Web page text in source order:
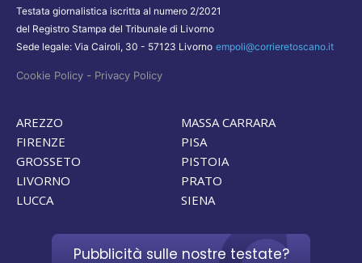
Testata giornalistica iscritta al numero 2/2021
del Registro Stampa del Tribunale di Livorno
Sede legale: Via Cairoli, 30 - 57123 Livorno empoli@corrieretoscano.it
Cookie Policy - Privacy Policy
AREZZO
FIRENZE
GROSSETO
LIVORNO
LUCCA
MASSA CARRARA
PISA
PISTOIA
PRATO
SIENA
Pubblicità sulle nostre testate?